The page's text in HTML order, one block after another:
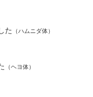
た （ハムニダ体）
（ヘヨ体）